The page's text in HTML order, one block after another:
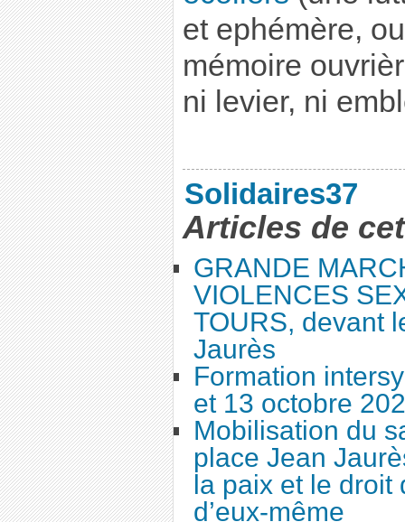
et ephémère,
mémoire
ni levier, ni
Solidaires37
Articles de
GRANDE
VIOLENCES
TOURS, devant
Jaurès
Formation
et 13 octobre
Mobilisation du
place Jean
la paix et le droit
d’eux-même